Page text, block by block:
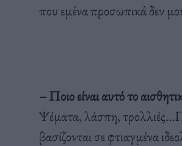
που εμένα προσωπικά δεν
– Ποιο είναι αυτό το
Ψέματα, λάσπη,
βασίζονται σε φτιαγμένα